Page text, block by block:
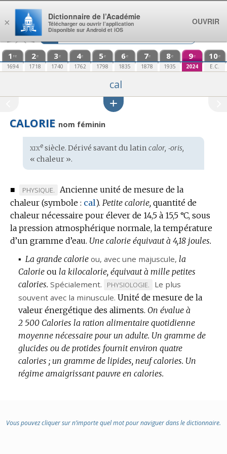
Aller au contenu
1 re
1694
2e
1718
3e
1740
4e
1762
5e
1798
6e
1835
7e
1878
8e
1935
9e
2024
10e
E.C.
cal
CALORIE nom féminin
Étymologie
:
xixesiècle. Dérivé savant du latin calor, ‑oris,
« chaleur ».
■
MARQUE
DE
DOMAINE
:
PHYSIQUE.
Ancienne unité de mesure de la
chaleur (symbole : cal). Petite calorie, quantité de
chaleur nécessaire pour élever de 14,5 à 15,5 °C, sous
la pression atmosphérique normale, la température
d’un gramme d’eau. Une calorie équivaut à 4,18 joules.
▪ La grande calorie ou, avec une majuscule, la
Calorie ou la kilocalorie, équivaut à mille petites
calories. Spécialement.
MARQUE
DE
DOMAINE
:
PHYSIOLOGIE.
Le plus
souvent avec la minuscule. Unité de mesure de la
valeur énergétique des aliments. On évalue à
2 500 Calories la ration alimentaire quotidienne
moyenne nécessaire pour un adulte. Un gramme de
glucides ou de protides fournit environ quatre
calories ; un gramme de lipides, neuf calories. Un
régime amaigrissant pauvre en calories.
Vous pouvez cliquer sur n’importe quel mot pour naviguer dans le dictionnaire.
×
Dictionnaire de l’Académie
Télécharger ou ouvrir l’application
Disponible sur Android et iOS
OUVRIR